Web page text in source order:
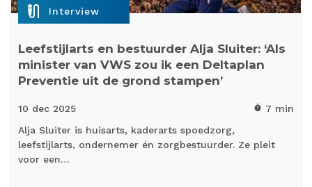
mic_external_on Interview
Leefstijlarts en bestuurder Alja Sluiter: ‘Als
minister van VWS zou ik een Deltaplan
Preventie uit de grond stampen’
10 dec 2025 timer 7 min
Alja Sluiter is huisarts, kaderarts spoedzorg,
leefstijlarts, ondernemer én zorgbestuurder. Ze pleit
voor een…